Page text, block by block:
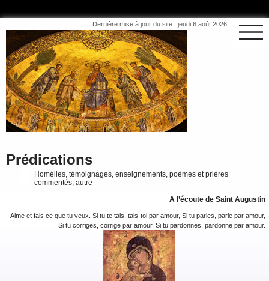
Dernière mise à jour du site : jeudi 6 août 2026
Prédications
Homélies, témoignages, enseignements, poèmes et prières
commentés, autre
A l’écoute de Saint Augustin
Aime et fais ce que tu veux. Si tu te tais, tais-toi par amour, Si tu parles, parle par amour,
Si tu corriges, corrige par amour, Si tu pardonnes, pardonne par amour.